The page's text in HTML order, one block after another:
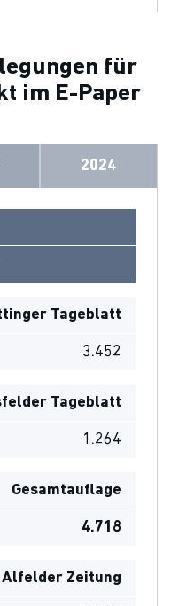
für
im E-Paper
2024
Tageblatt
3.452
Tageblatt
1.264
Gesamtauflage
4.718
Alfelder Zeitung